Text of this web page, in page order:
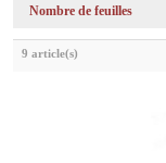
Nombre de feuilles
9 article(s)